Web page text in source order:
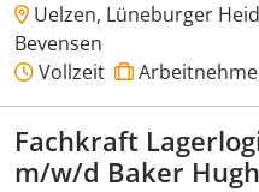
Uelzen, Lüneburger
Bevensen
Vollzeit
Fachkraft
m/w/d Baker